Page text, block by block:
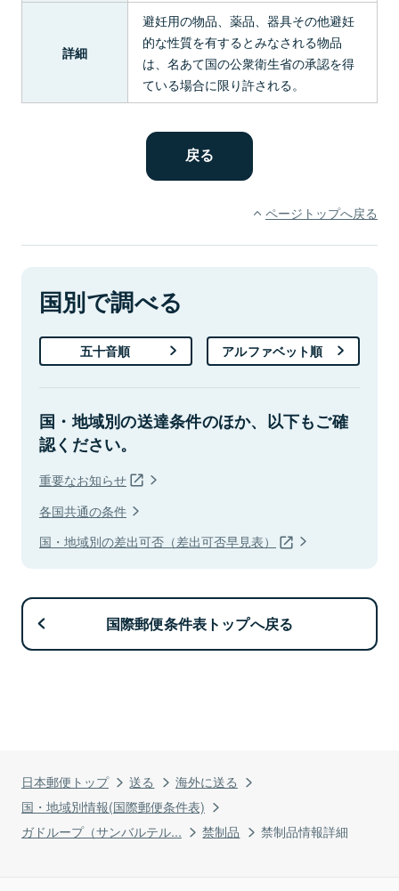
日本郵便トップ 送る
海外に送る
国・地域別情報(国際郵便条件表)
ガドループ（サンバルテル...
禁制品 禁制品情報詳細
詳細
避妊用の物品、薬品、器具その他避妊
的な性質を有するとみなされる物品
は、名あて国の公衆衛生省の承認を得
ている場合に限り許される。
ページトップへ戻る
国別で調べる
五十音順 アルファベット順
国・地域別の送達条件のほか、以下もご確
認ください。
重要なお知らせ
各国共通の条件
国・地域別の差出可否（差出可否早見表）
国際郵便条件表トップへ戻る